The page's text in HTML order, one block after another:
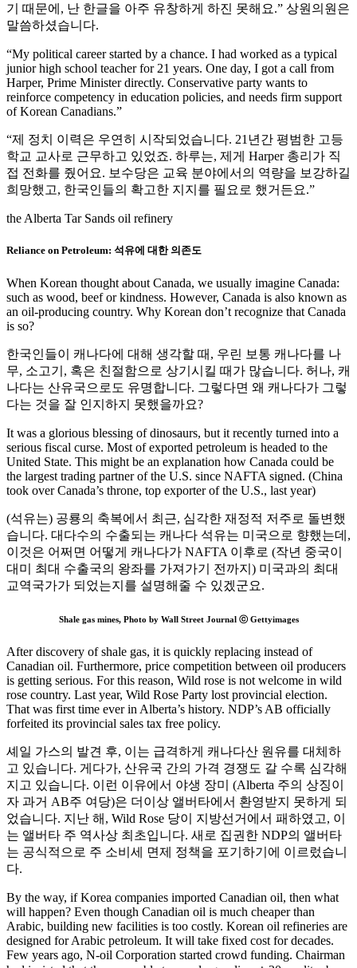
기 때문에, 난 한글을 아주 유창하게 하진 못해요.” 상원의원은
말씀하셨습니다.
“My political career started by a chance. I had worked as a typical
junior high school teacher for 21 years. One day, I got a call from
Harper, Prime Minister directly. Conservative party wants to
reinforce competency in education policies, and needs firm support
of Korean Canadians.”
“제 정치 이력은 우연히 시작되었습니다. 21년간 평범한 고등
학교 교사로 근무하고 있었죠. 하루는, 제게 Harper 총리가 직
접 전화를 줬어요. 보수당은 교육 분야에서의 역량을 보강하길
희망했고, 한국인들의 확고한 지지를 필요로 했거든요.”
the Alberta Tar Sands oil refinery
Reliance on Petroleum: 석유에 대한 의존도
When Korean thought about Canada, we usually imagine Canada:
such as wood, beef or kindness. However, Canada is also known as
an oil-producing country. Why Korean don’t recognize that Canada
is so?
한국인들이 캐나다에 대해 생각할 때, 우린 보통 캐나다를 나
무, 소고기, 혹은 친절함으로 상기시킬 때가 많습니다. 허나, 캐
나다는 산유국으로도 유명합니다. 그렇다면 왜 캐나다가 그렇
다는 것을 잘 인지하지 못했을까요?
It was a glorious blessing of dinosaurs, but it recently turned into a
serious fiscal curse. Most of exported petroleum is headed to the
United State. This might be an explanation how Canada could be
the largest trading partner of the U.S. since NAFTA signed. (China
took over Canada’s throne, top exporter of the U.S., last year)
(석유는) 공룡의 축복에서 최근, 심각한 재정적 저주로 돌변했
습니다. 대다수의 수출되는 캐나다 석유는 미국으로 향했는데,
이것은 어쩌면 어떻게 캐나다가 NAFTA 이후로 (작년 중국이
대미 최대 수출국의 왕좌를 가져가기 전까지) 미국과의 최대
교역국가가 되었는지를 설명해줄 수 있겠군요.
Shale gas mines, Photo by Wall Street Journal ⓒ Gettyimages
After discovery of shale gas, it is quickly replacing instead of
Canadian oil. Furthermore, price competition between oil producers
is getting serious. For this reason, Wild rose is not welcome in wild
rose country. Last year, Wild Rose Party lost provincial election.
That was first time ever in Alberta’s history. NDP’s AB officially
forfeited its provincial sales tax free policy.
셰일 가스의 발견 후, 이는 급격하게 캐나다산 원유를 대체하
고 있습니다. 게다가, 산유국 간의 가격 경쟁도 갈 수록 심각해
지고 있습니다. 이런 이유에서 야생 장미 (Alberta 주의 상징이
자 과거 AB주 여당)은 더이상 앨버타에서 환영받지 못하게 되
었습니다. 지난 해, Wild Rose 당이 지방선거에서 패하였고, 이
는 앨버타 주 역사상 최초입니다. 새로 집권한 NDP의 앨버타
는 공식적으로 주 소비세 면제 정책을 포기하기에 이르렀습니
다.
By the way, if Korea companies imported Canadian oil, then what
will happen? Even though Canadian oil is much cheaper than
Arabic, building new facilities is too costly. Korean oil refineries are
designed for Arabic petroleum. It will take fixed cost for decades.
Few years ago, N-oil Corporation started crowd funding. Chairman